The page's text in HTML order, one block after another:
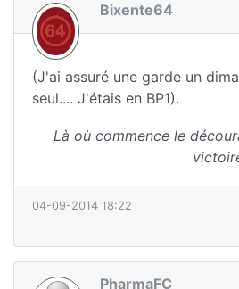
Bixente64
(J'ai assuré une garde un
seul.... J'étais en BP1).
Là où commence le
04-09-2014 18:22
PharmaFC